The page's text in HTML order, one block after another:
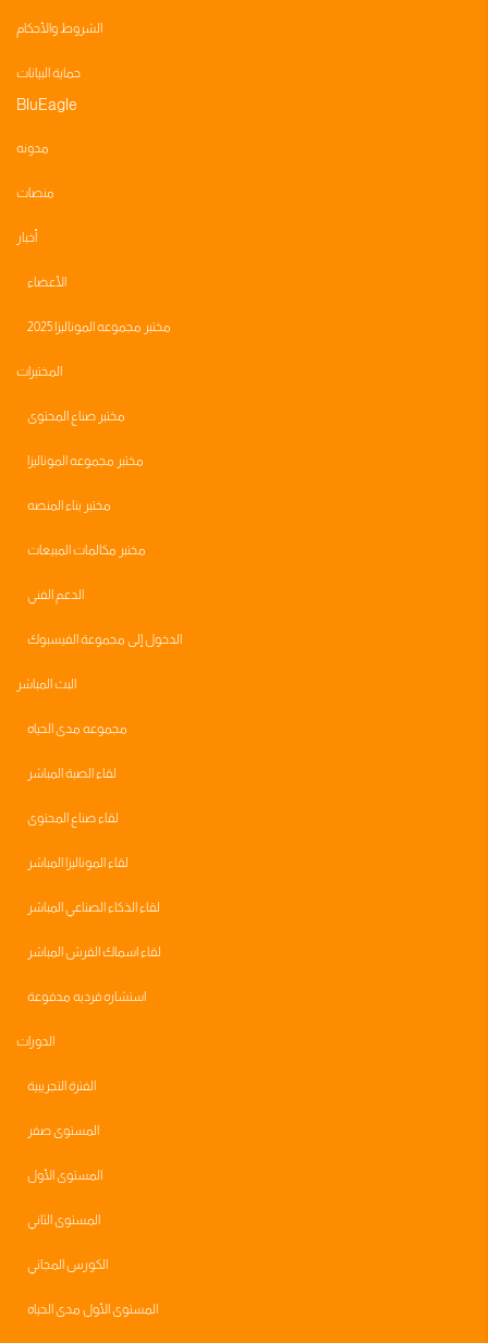
الشروط والأحكام
حماية البيانات
BluEagle
مدونه
منصات
أخبار
الأعضاء
مختبر مجموعه الموناليزا 2025
المختبرات
مختبر صناع المحتوى
مختبر مجموعه الموناليزا
مختبر بناء المنصه
مختبر مكالمات المبيعات
الدعم الفني
الدخول إلى مجموعة الفيسبوك
البث المباشر
مجموعه مدى الحياه
لقاء الصبة المباشر
لقاء صناع المحتوى
لقاء الموناليزا المباشر
لقاء الذكاء الصناعي المباشر
لقاء اسماك القرش المباشر
استشاره فرديه مدفوعة
الدورات
الفترة التجريبية
المستوى صفر
المستوى الأول
المستوى الثاني
الكورس المجاني
المستوى الأول مدى الحياه